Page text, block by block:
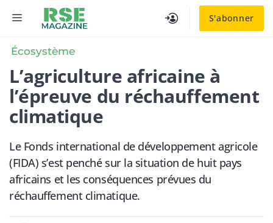
S'abonner
MENU
Écosystème
L’agriculture africaine à
l’épreuve du réchauffement
climatique
Le Fonds international de développement agricole
(FIDA) s’est penché sur la situation de huit pays
africains et les conséquences prévues du
réchauffement climatique.